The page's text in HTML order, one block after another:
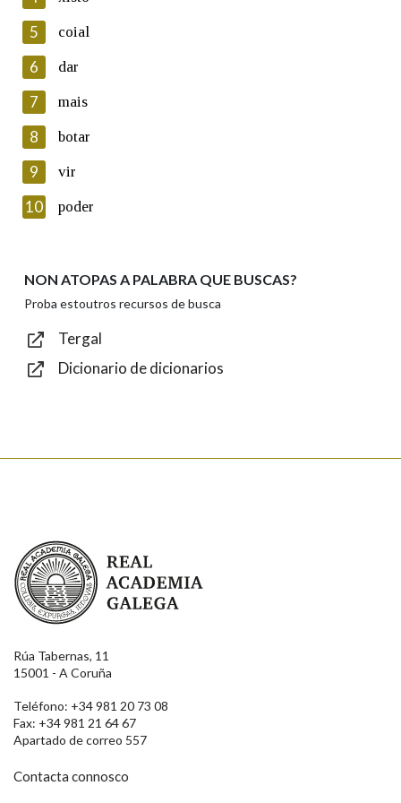
Lin e acepto as condicións da política de
Introduce o código que aparece na imaxe:
Texto de verificación
Enviar
5 coial
6 dar
7 mais
8 botar
9 vir
10 poder
NON ATOPAS A PALABRA QUE BUSCAS?
Proba estoutros recursos de busca
Tergal
Dicionario de dicionarios
Real Academia Galega
Rúa Tabernas, 11
15001 - A Coruña
Teléfono: +34 981 20 73 08
Fax: +34 981 21 64 67
Apartado de correo 557
Contacta connosco